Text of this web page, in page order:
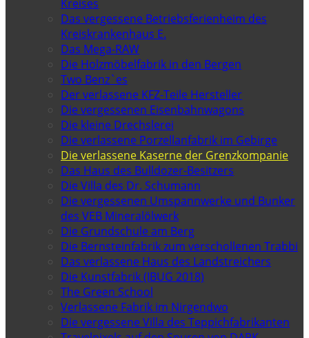
Kreises
Das vergessene Betriebsferienheim des
Kreiskrankenhaus E.
Das Mega-RAW
Die Holzmöbelfabrik in den Bergen
Two Benz`es
Der verlassene KFZ-Teile Hersteller
Die vergessenen Eisenbahnwagons
Die kleine Drechslerei
Die verlassene Porzellanfabrik im Gebirge
Die verlassene Kaserne der Grenzkompanie
Das Haus des Bulldozer-Besitzers
Die Villa des Dr. Schumann
Die vergessenen Umspannwerke und Bunker
des VEB Mineralölwerk
Die Grundschule am Berg
Die Bernsteinfabrik zum verschollenen Trabbi
Das verlassene Haus des Landstreichers
Die Kunstfabrik (IBUG 2018)
The Green School
Verlassene Fabrik im Nirgendwo
Die vergessene Villa des Teppichfabrikanten